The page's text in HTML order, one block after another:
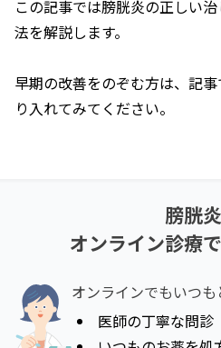
この記事では膀胱炎の正しい
法を解説します。
早期の改善をのぞむ方は、記
り入れてみてください。
膀胱炎
オンライン診療
オンラインでもいつ
医師の丁寧な問診